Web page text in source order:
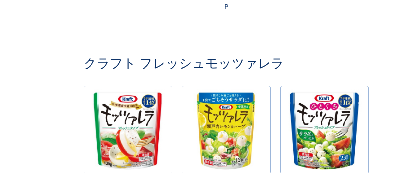
Ｐ
クラフト フレッシュモッツァレラ